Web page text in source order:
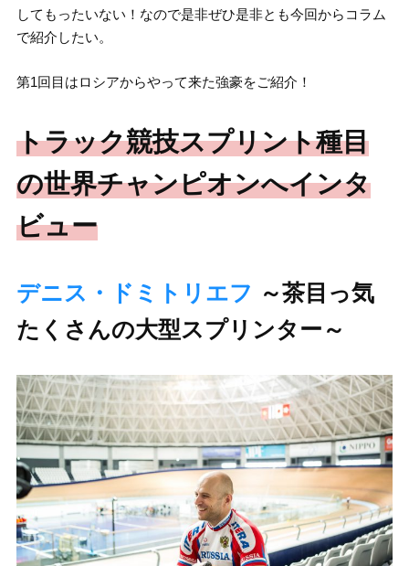
してもったいない！なので是非ぜひ是非とも今回からコラム
で紹介したい。
第1回目はロシアからやって来た強豪をご紹介！
トラック競技スプリント種目
の世界チャンピオンへインタ
ビュー
デニス・ドミトリエフ ～茶目っ気
たくさんの大型スプリンター～